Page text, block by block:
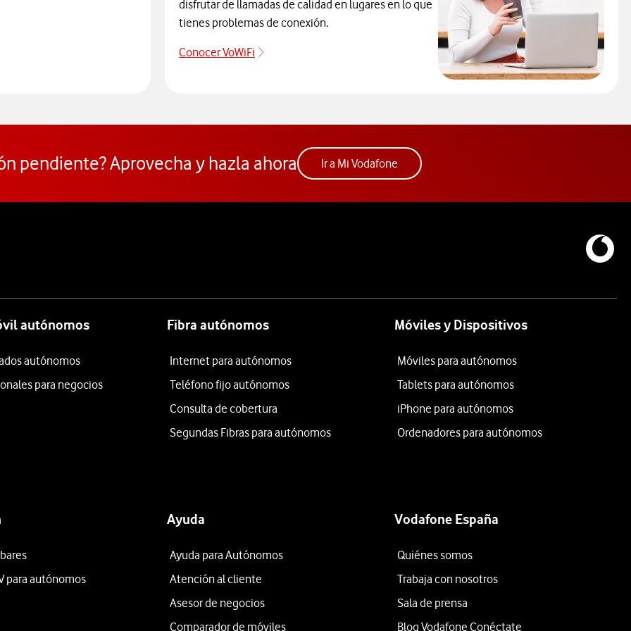
disfrutar de llamadas de calidad en lugares en lo que
tienes problemas de conexión.
Conocer VoWiFi
Descubre la solución contra los problemas de cobertura. abre ventana
pendiente? Aprovecha y hazla ahora Ir a Mi VodafoneAcceder a la app Mi Vodafone. Abre ventana
autónomos
autónomos
para negocios
Fibra autónomos
Internet para autónomos
Teléfono fijo autónomos
Consulta de cobertura
Segundas Fibras para autónomos
Móviles y Dispositivos
Móviles para autónomos
Tablets para autónomos
iPhone para autónomos
Ordenadores para autónomos
para autónomos
Ayuda
Ayuda para Autónomos
Atención al cliente
Asesor de negocios
Comparador de móviles
Vodafone España
Quiénes somos
Trabaja con nosotros
Sala de prensa
Blog Vodafone Conéctate